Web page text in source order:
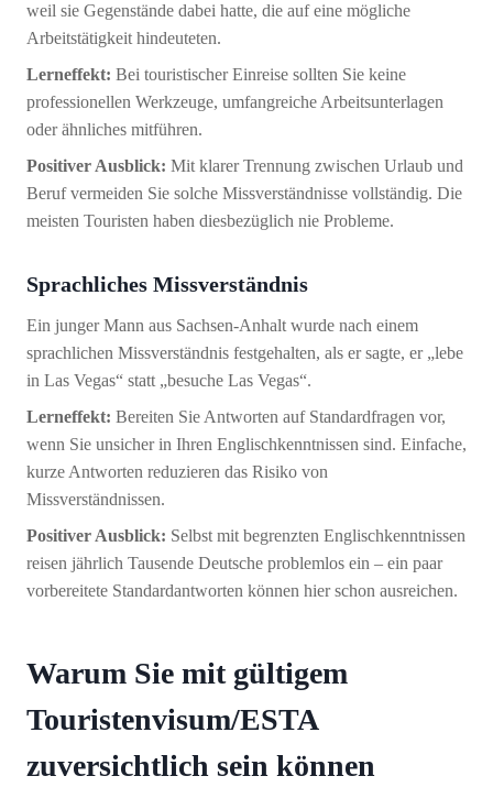
weil sie Gegenstände dabei hatte, die auf eine mögliche
Arbeitstätigkeit hindeuteten.
Lerneffekt: Bei touristischer Einreise sollten Sie keine
professionellen Werkzeuge, umfangreiche Arbeitsunterlagen
oder ähnliches mitführen.
Positiver Ausblick: Mit klarer Trennung zwischen Urlaub und
Beruf vermeiden Sie solche Missverständnisse vollständig. Die
meisten Touristen haben diesbezüglich nie Probleme.
Sprachliches Missverständnis
Ein junger Mann aus Sachsen-Anhalt wurde nach einem
sprachlichen Missverständnis festgehalten, als er sagte, er „lebe
in Las Vegas“ statt „besuche Las Vegas“.
Lerneffekt: Bereiten Sie Antworten auf Standardfragen vor,
wenn Sie unsicher in Ihren Englischkenntnissen sind. Einfache,
kurze Antworten reduzieren das Risiko von
Missverständnissen.
Positiver Ausblick: Selbst mit begrenzten Englischkenntnissen
reisen jährlich Tausende Deutsche problemlos ein – ein paar
vorbereitete Standardantworten können hier schon ausreichen.
Warum Sie mit gültigem
Touristenvisum/ESTA
zuversichtlich sein können